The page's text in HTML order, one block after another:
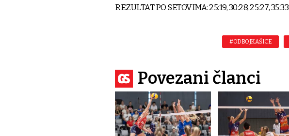
REZULTAT PO SETOVIMA: 25:19, 30:28, 25:27, 35:33
#ODBOJKAŠICE
Povezani članci